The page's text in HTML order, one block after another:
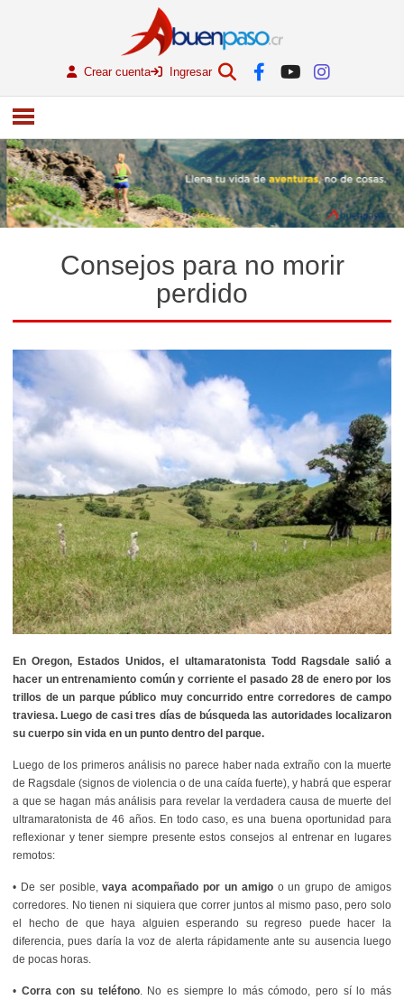
Crear cuenta Ingresar
Consejos para no morir
perdido
En Oregon, Estados Unidos, el ultamaratonista Todd Ragsdale salió a
hacer un entrenamiento común y corriente el pasado 28 de enero por los
trillos de un parque público muy concurrido entre corredores de campo
traviesa. Luego de casi tres días de búsqueda las autoridades localizaron
su cuerpo sin vida en un punto dentro del parque.
Luego de los primeros análisis no parece haber nada extraño con la muerte
de Ragsdale (signos de violencia o de una caída fuerte), y habrá que esperar
a que se hagan más análisis para revelar la verdadera causa de muerte del
ultramaratonista de 46 años. En todo caso, es una buena oportunidad para
reflexionar y tener siempre presente estos consejos al entrenar en lugares
remotos:
• De ser posible,vaya acompañado por un amigoo un grupo de amigos
corredores. No tienen ni siquiera que correr juntos al mismo paso, pero solo
el hecho de que haya alguien esperando su regreso puede hacer la
diferencia, pues daría la voz de alerta rápidamente ante su ausencia luego
de pocas horas.
• Corra con su teléfono. No es siempre lo más cómodo, pero sí lo más